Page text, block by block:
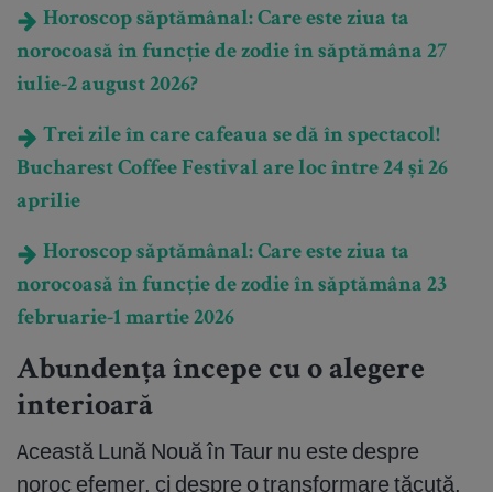
Horoscop săptămânal: Care este ziua ta
norocoasă în funcție de zodie în săptămâna 27
iulie-2 august 2026?
Trei zile în care cafeaua se dă în spectacol!
Bucharest Coffee Festival are loc între 24 și 26
aprilie
Horoscop săptămânal: Care este ziua ta
norocoasă în funcție de zodie în săptămâna 23
februarie-1 martie 2026
Abundența începe cu o alegere
interioară
Această Lună Nouă în Taur nu este despre
noroc efemer, ci despre o transformare tăcută,